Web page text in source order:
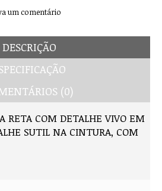
um comentário
DESCRIÇÃO
(0)
RETA COM DETALHE VIVO EM
SUTIL NA CINTURA, COM